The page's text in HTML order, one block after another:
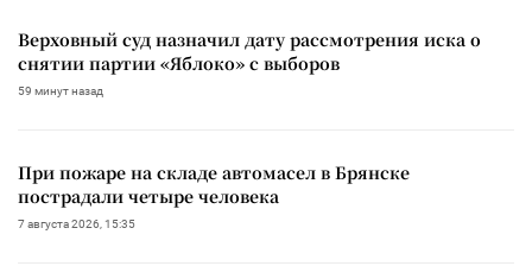
Верховный суд назначил дату рассмотрения иска о
снятии партии «Яблоко» с выборов
59 минут назад
При пожаре на складе автомасел в Брянске
пострадали четыре человека
7 августа 2026, 15:35